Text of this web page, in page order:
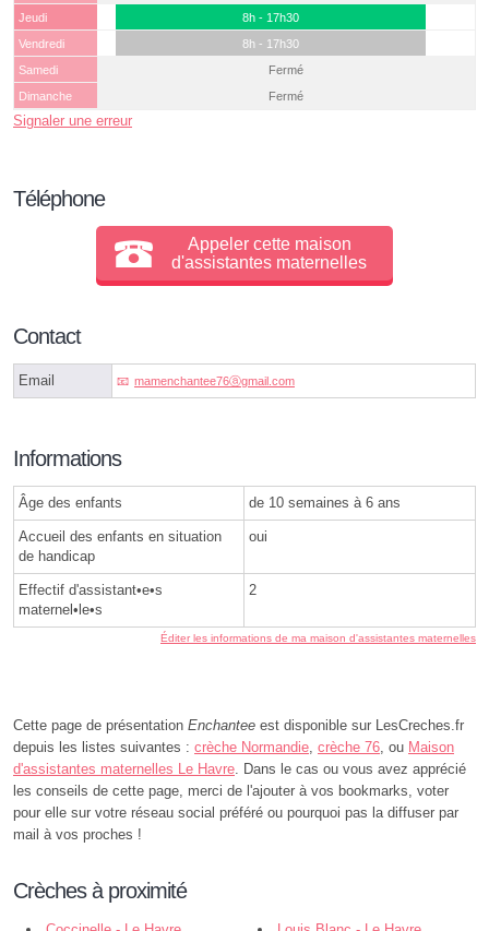
Jeudi
8h - 17h30
Vendredi
8h - 17h30
Samedi
Fermé
Dimanche
Fermé
Signaler une erreur
Téléphone
Appeler cette maison
d'assistantes maternelles
Contact
Email mamenchantee76ⓐgmail.com
Informations
Âge des enfants de 10 semaines à 6 ans
Accueil des enfants en situation
de handicap
oui
Effectif d'assistant•e•s
maternel•le•s
2
Éditer les informations de ma maison d'assistantes maternelles
Cette page de présentation Enchantee est disponible sur LesCreches.fr
depuis les listes suivantes : crèche Normandie crèche 76 , ou Maison
d'assistantes maternelles Le Havre . Dans le cas ou vous avez apprécié
les conseils de cette page, merci de l'ajouter à vos bookmarks, voter
pour elle sur votre réseau social préféré ou pourquoi pas la diffuser par
mail à vos proches !
Crèches à proximité